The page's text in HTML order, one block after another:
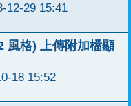
12-29 15:41
風格) 上傳附加檔顯
18 15:52